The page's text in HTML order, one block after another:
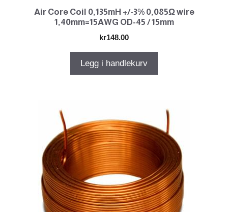
Air Core Coil 0,135mH +/-3% 0,085Ω wire
1,40mm=15AWG OD-45 / 15mm
kr148.00
Legg i handlekurv